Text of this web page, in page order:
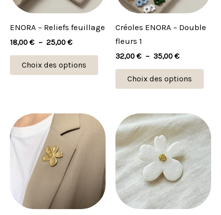
ENORA – Reliefs feuillage
18,00 € – 25,00 €
Choix des options
options
être
la
page
produit
Créoles ENORA – Double
fleurs 1
32,00 € – 35,00 €
Choix des options